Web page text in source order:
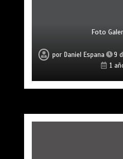
Foto
por Daniel Espana
9
1
Foto
por Daniel Espana
9
1
Foto
por Daniel Espana
9
1